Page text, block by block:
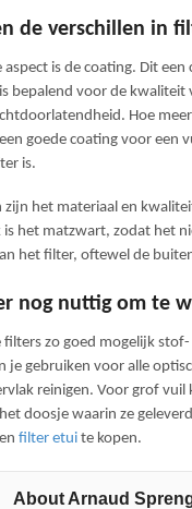
de verschillen in
aspect is de coating. Dit
bepalend voor de
Hoe
goede coating voor een
is.
zijn het materiaal en
is het matzwart, zodat het
het filter, oftewel de
nog nuttig om te
filters zo goed mogelijk
je gebruiken voor alle
reinigen. Voor grof vuil
doosje waarin ze
filter etui te kopen.
About Arnaud